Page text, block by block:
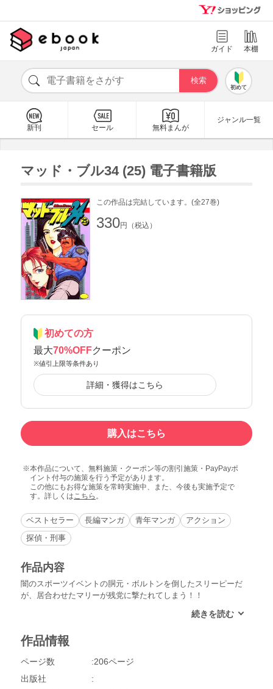
ガイド 本棚
初めて
新刊 セール 無料まんが
ジャンル一覧
マッド・ブル34 (25) 電子書籍版
この作品は完結しています。(全27巻)
330円（税込）
初めての方
最大70%OFFクーポン
※値引上限等条件あり
詳細・獲得はこちら
購入はこちら
本作品について、無料施策・クーポン等の割引施策・PayPayポ
イント付与の施策を行う予定があります。
この他にもお得な施策を常時実施中、また、今後も実施予定で
す。詳しくはこちら 。
ベストセラー 長編マンガ 青年マンガ
アクション
探偵・刑事
作品内容
闇のスポーツイベントの胴元・ボルトンを倒したスリーピーだ
が、居合わせたマリーが残党に撃たれてしまう！！
作品情報
ページ数
206ページ
出版社